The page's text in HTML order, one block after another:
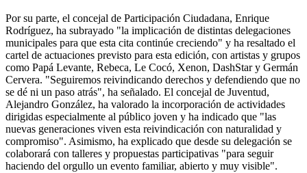
Por su parte, el concejal de Participación Ciudadana, Enrique
Rodríguez, ha subrayado "la implicación de distintas delegaciones
municipales para que esta cita continúe creciendo" y ha resaltado el
cartel de actuaciones previsto para esta edición, con artistas y grupos
como Papá Levante, Rebeca, Le Cocó, Xenon, DashStar y Germán
Cervera. "Seguiremos reivindicando derechos y defendiendo que no
se dé ni un paso atrás", ha señalado. El concejal de Juventud,
Alejandro González, ha valorado la incorporación de actividades
dirigidas especialmente al público joven y ha indicado que "las
nuevas generaciones viven esta reivindicación con naturalidad y
compromiso". Asimismo, ha explicado que desde su delegación se
colaborará con talleres y propuestas participativas "para seguir
haciendo del orgullo un evento familiar, abierto y muy visible".